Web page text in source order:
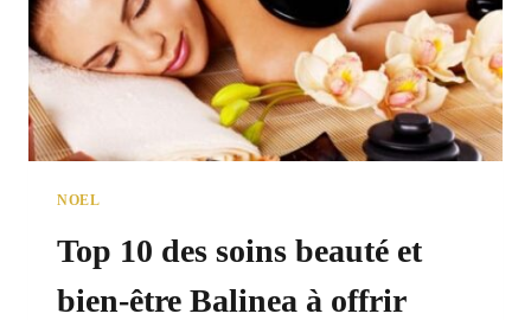
NOEL
Top 10 des soins beauté et
bien-être Balinea à offrir